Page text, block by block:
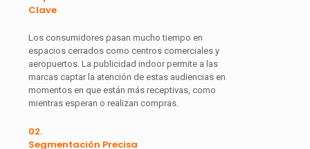
Clave
Los consumidores pasan mucho tiempo en
espacios cerrados como centros comerciales y
aeropuertos. La publicidad indoor permite a las
marcas captar la atención de estas audiencias en
momentos en que están más receptivas, como
mientras esperan o realizan compras.
02.
Segmentación Precisa